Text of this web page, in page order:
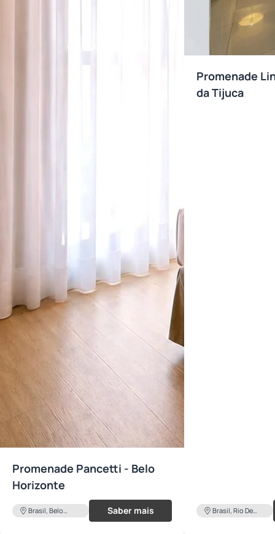
Promenade Pancetti - Belo
Horizonte
Brasil, Belo
Saber mais
Promenade
da Tijuca
Brasil, Rio De